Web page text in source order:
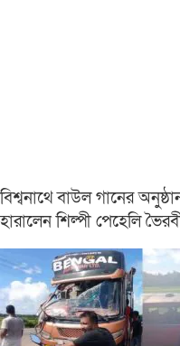
বিশ্বনাথে বাউল গানের
হারালেন শিল্পী পেহেলি